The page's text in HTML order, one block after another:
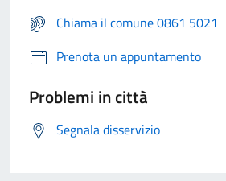
Chiama il comune 0861 5021
Prenota un appuntamento
Problemi in città
Segnala disservizio